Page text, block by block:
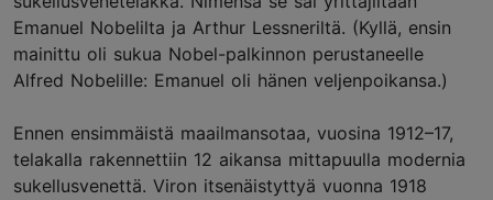
Emanuel Nobelilta ja Arthur Lessneriltä. (Kyllä, ensin
mainittu oli sukua Nobel-palkinnon perustaneelle
Alfred Nobelille: Emanuel oli hänen veljenpoikansa.)
Ennen ensimmäistä maailmansotaa, vuosina 1912–17,
telakalla rakennettiin 12 aikansa mittapuulla modernia
sukellusvenettä. Viron itsenäistyttyä vuonna 1918